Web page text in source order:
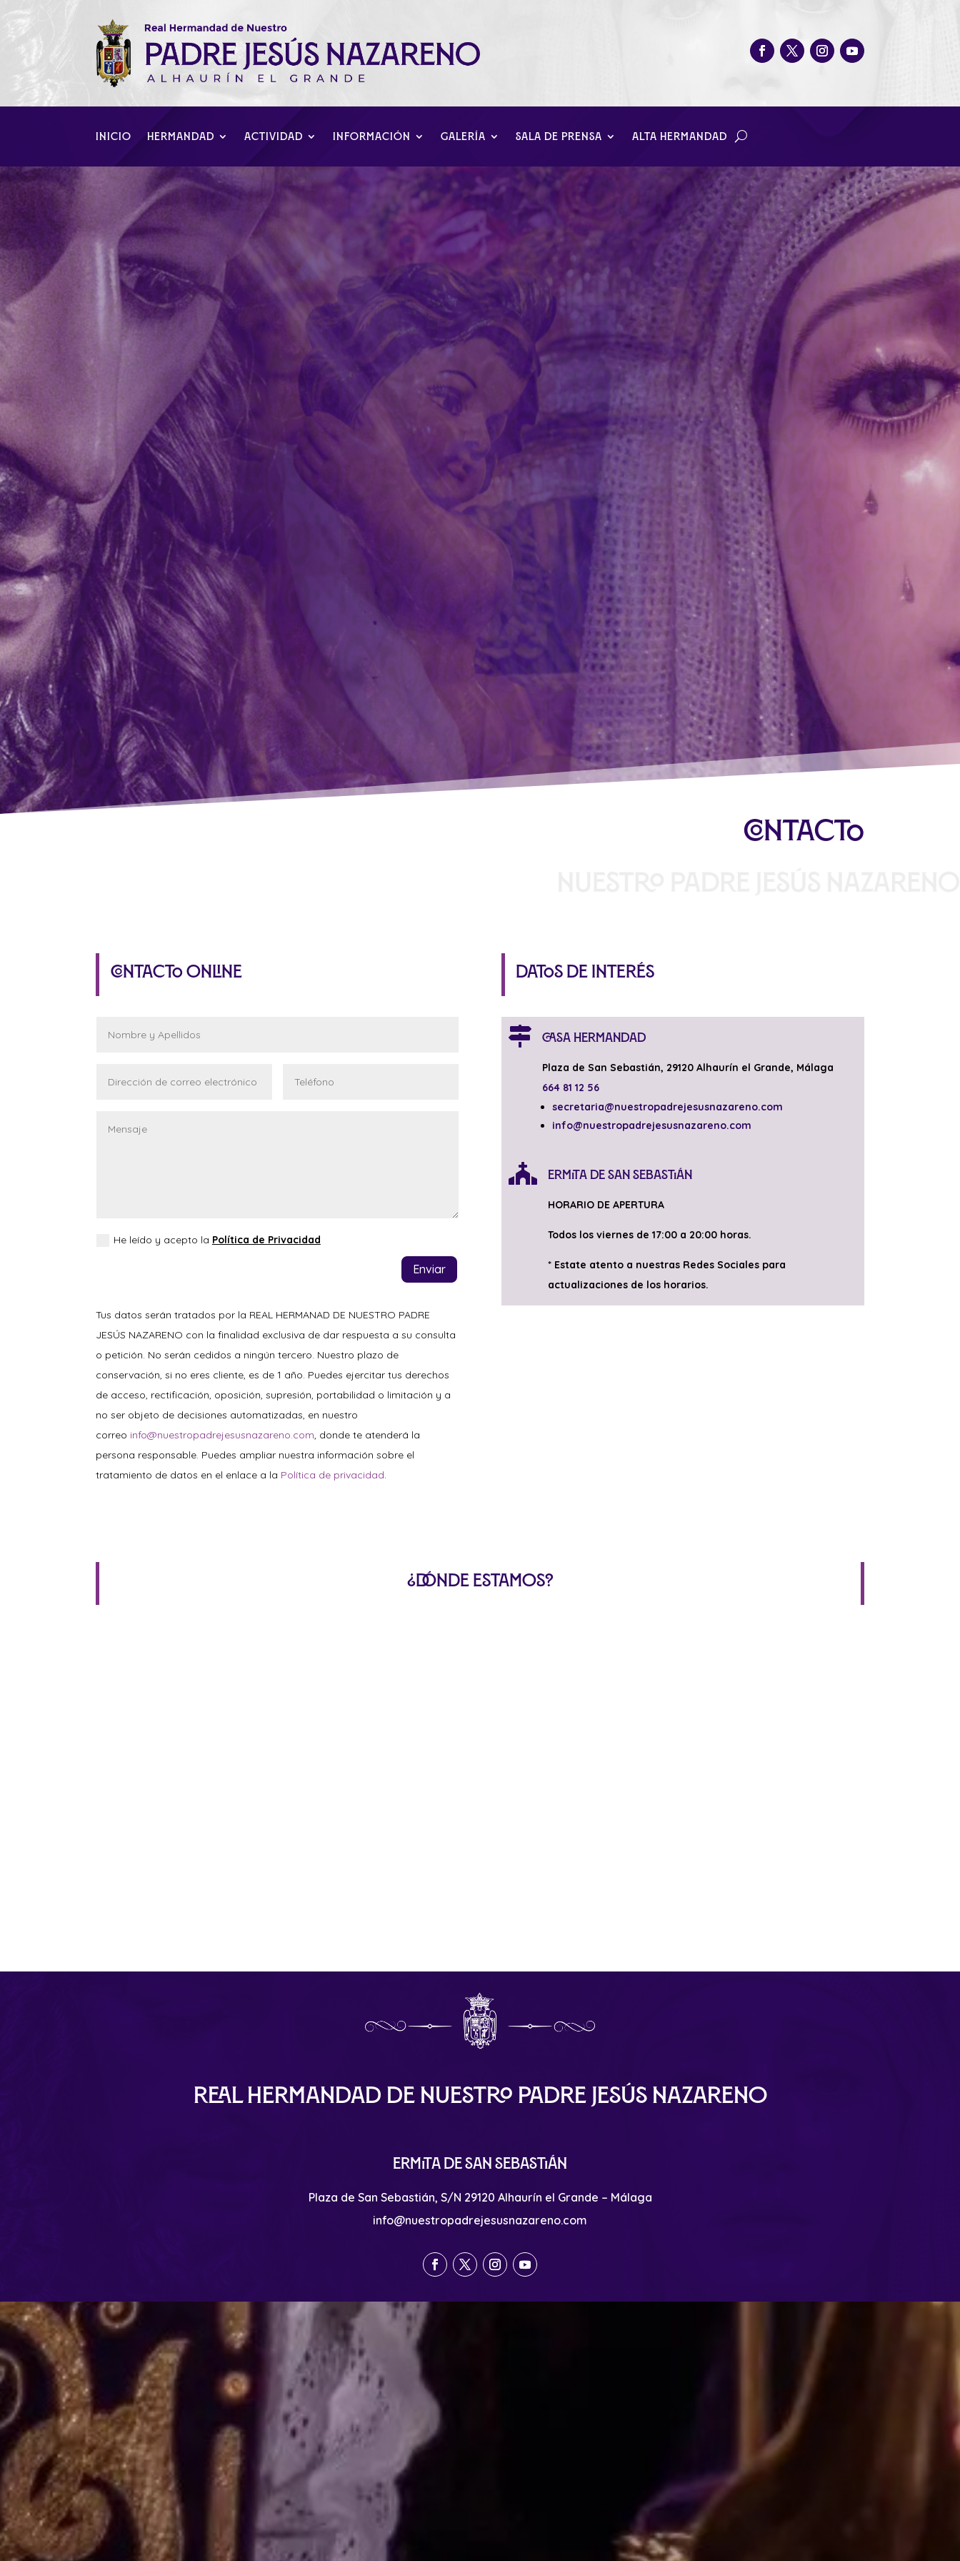
INICIO HERMANDAD ACTIVIDAD INFORMACIÓN GALERÍA SALA DE PRENSA ALTA HERMANDAD
Contacto
Contacto Online
He leído y acepto la Política de Privacidad
Enviar
Tus datos serán tratados por la REAL HERMANAD DE NUESTRO PADRE
JESÚS NAZARENO con la finalidad exclusiva de dar respuesta a su consulta
o petición. No serán cedidos a ningún tercero. Nuestro plazo de
conservación, si no eres cliente, es de 1 año. Puedes ejercitar tus derechos
de acceso, rectificación, oposición, supresión, portabilidad o limitación y a
no ser objeto de decisiones automatizadas, en nuestro
correo info@nuestropadrejesusnazareno.com, donde te atenderá la
persona responsable. Puedes ampliar nuestra información sobre el
tratamiento de datos en el enlace a la Política de privacidad.
Datos de interés
 Casa Hermandad
Plaza de San Sebastián, 29120 Alhaurín el Grande, Málaga
664 81 12 56
secretaria@nuestropadrejesusnazareno.com
info@nuestropadrejesusnazareno.com
 Ermita de San Sebastián
HORARIO DE APERTURA
Todos los viernes de 17:00 a 20:00 horas.
* Estate atento a nuestras Redes Sociales para
actualizaciones de los horarios.
¿Dónde estamos?
Real Hermandad de Nuestro Padre Jesús Nazareno
Ermita de San Sebastián
Plaza de San Sebastián, S/N 29120 Alhaurín el Grande – Málaga
info@nuestropadrejesusnazareno.com